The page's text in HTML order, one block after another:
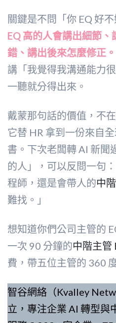
關鍵是不問「你 EQ 好不
EQ 高的人會講出細節
錯、講出後來怎麼修正。
講「我覺得我溝通能力
一聽就分得出來。
戴蒙那句話的價值，不
它替 HR 拿到一份來自
書。下次老闆轉 AI 新聞
的人」，可以反問一句
程師，還是會帶人的中
難找。」
想知道你們公司主管的
一次 90 分鐘的中階主管
費，帶五位主管的 360
智谷網絡（Kvalley
立，專注企業 AI 轉型與